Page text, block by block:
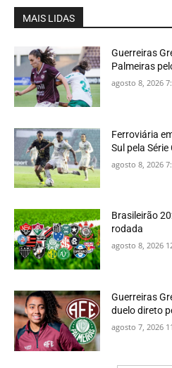
MAIS LIDAS
Guerreiras
Palmeiras
agosto 8, 2026
Ferroviária
Sul pela Série
agosto 8, 2026
Brasileirão
rodada
agosto 8, 2026
Guerreiras
duelo direto
agosto 7, 2026